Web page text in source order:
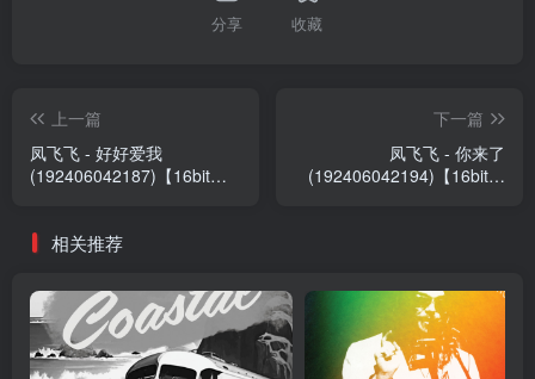
分享 收藏
上一篇
凤飞飞 - 好好爱我
(192406042187)【16bit／
下一篇
凤飞飞 - 你来了
(192406042194)【16bit／
相关推荐